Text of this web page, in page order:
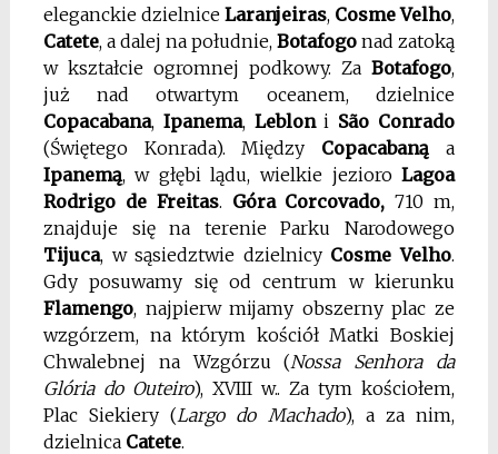
eleganckie dzielnice Laranjeiras, Cosme Velho,
Catete, a dalej na południe,Botafogo nad zatoką
w kształcie ogromnej podkowy. ZaBotafogo,
już nad otwartym oceanem, dzielnice
Copacabana, Ipanema, Lebloni São Conrado
(Świętego Konrada). Między Copacabaną a
Ipanemą, w głębi lądu, wielkie jezioroLagoa
Rodrigo de Freitas. Góra Corcovado, 710 m,
znajduje się na terenie Parku Narodowego
Tijuca, w sąsiedztwie dzielnicy Cosme Velho.
Gdy posuwamy się od centrum w kierunku
Flamengo, najpierw mijamy obszerny plac ze
wzgórzem, na którym kościół Matki Boskiej
Chwalebnej na Wzgórzu (Nossa
Senhora da
Glória do Outeiro), XVIII w.. Za tym kościołem,
Plac Siekiery (Largo do Machado), a za nim,
dzielnica Catete.